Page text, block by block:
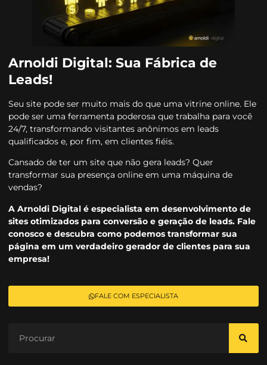
Arnoldi Digital: Sua Fábrica de
Leads!
Seu site pode ser muito mais do que uma vitrine online. Ele
pode ser uma ferramenta poderosa que trabalha para você
24/7, transformando visitantes anônimos em leads
qualificados e, por fim, em clientes fiéis.
Cansado de ter um site que não gera leads? Quer
transformar sua presença online em uma máquina de
vendas?
A Arnoldi Digital é especialista em desenvolvimento de
sites otimizados para conversão e geração de leads. Fale
conosco e descubra como podemos transformar sua
página em um verdadeiro gerador de clientes para sua
empresa!
FALE COM ESPECIALISTA